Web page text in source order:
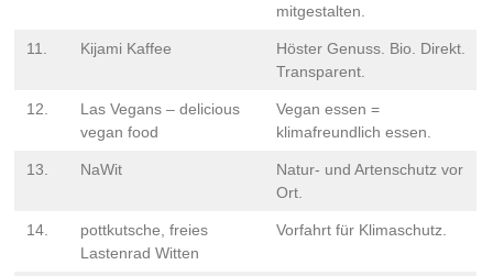
mitgestalten.
11. Kijami Kaffee
Höster Genuss. Bio. Direkt.
Transparent.
12.
Las Vegans – delicious
vegan food
Vegan essen =
klimafreundlich essen.
13. NaWit
Natur- und Artenschutz vor
Ort.
14.
pottkutsche, freies
Lastenrad Witten
Vorfahrt für Klimaschutz.